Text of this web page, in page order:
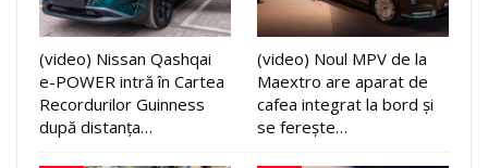
(video) Nissan Qashqai
e-POWER intră în Cartea
Recordurilor Guinness
după distanța…
(video) Noul MPV de la
Maextro are aparat de
cafea integrat la bord și
se ferește…